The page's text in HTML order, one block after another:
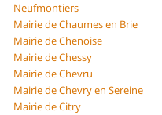
Neufmontiers
Mairie de Chaumes en Brie
Mairie de Chenoise
Mairie de Chessy
Mairie de Chevru
Mairie de Chevry en Sereine
Mairie de Citry